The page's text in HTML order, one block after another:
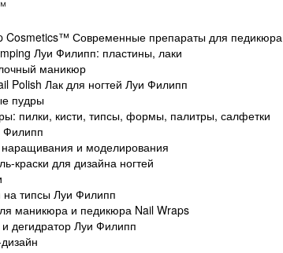
Cosmetics™ Современные препараты для педикюра
Луи Филипп: пластины, лаки
маникюр
Polish Лак для ногтей Луи Филипп
пудры
пилки, кисти, типсы, формы, палитры, салфетки
Филипп
и моделирования
краски для дизайна ногтей
на типсы Луи Филипп
маникюра и педикюра Nail Wraps
дегидратор Луи Филипп